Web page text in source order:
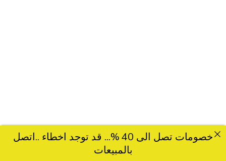
خصومات تصل الى 40 %... قد توجد اخطاء ..اتصل
بالمبيعات